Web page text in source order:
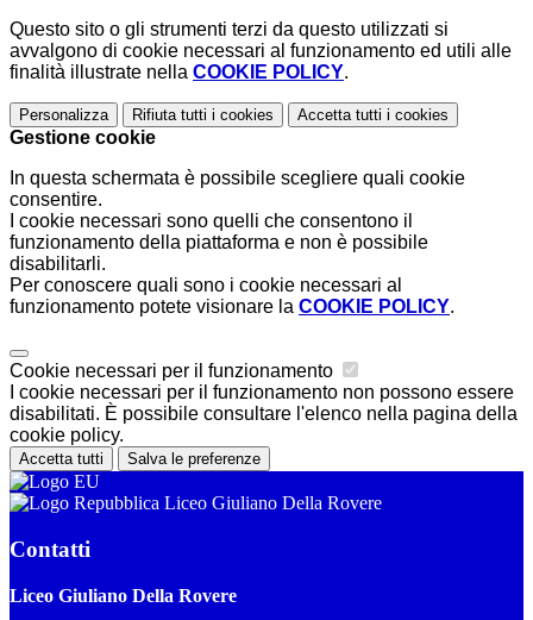
Questo sito o gli strumenti terzi da questo utilizzati si
avvalgono di cookie necessari al funzionamento ed utili alle
finalità illustrate nella COOKIE POLICY.
Personalizza Rifiuta tutti i cookies Accetta tutti i cookies
Gestione cookie
In questa schermata è possibile scegliere quali cookie
consentire.
I cookie necessari sono quelli che consentono il
funzionamento della piattaforma e non è possibile
disabilitarli.
Per conoscere quali sono i cookie necessari al
funzionamento potete visionare la COOKIE POLICY.
Cookie necessari per il funzionamento
I cookie necessari per il funzionamento non possono essere
disabilitati. È possibile consultare l'elenco nella pagina della
cookie policy.
Accetta tutti Salva le preferenze
Liceo Giuliano Della Rovere
Contatti
Liceo Giuliano Della Rovere